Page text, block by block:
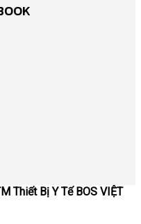
Thiết Bị Y Tế BOS VIỆT